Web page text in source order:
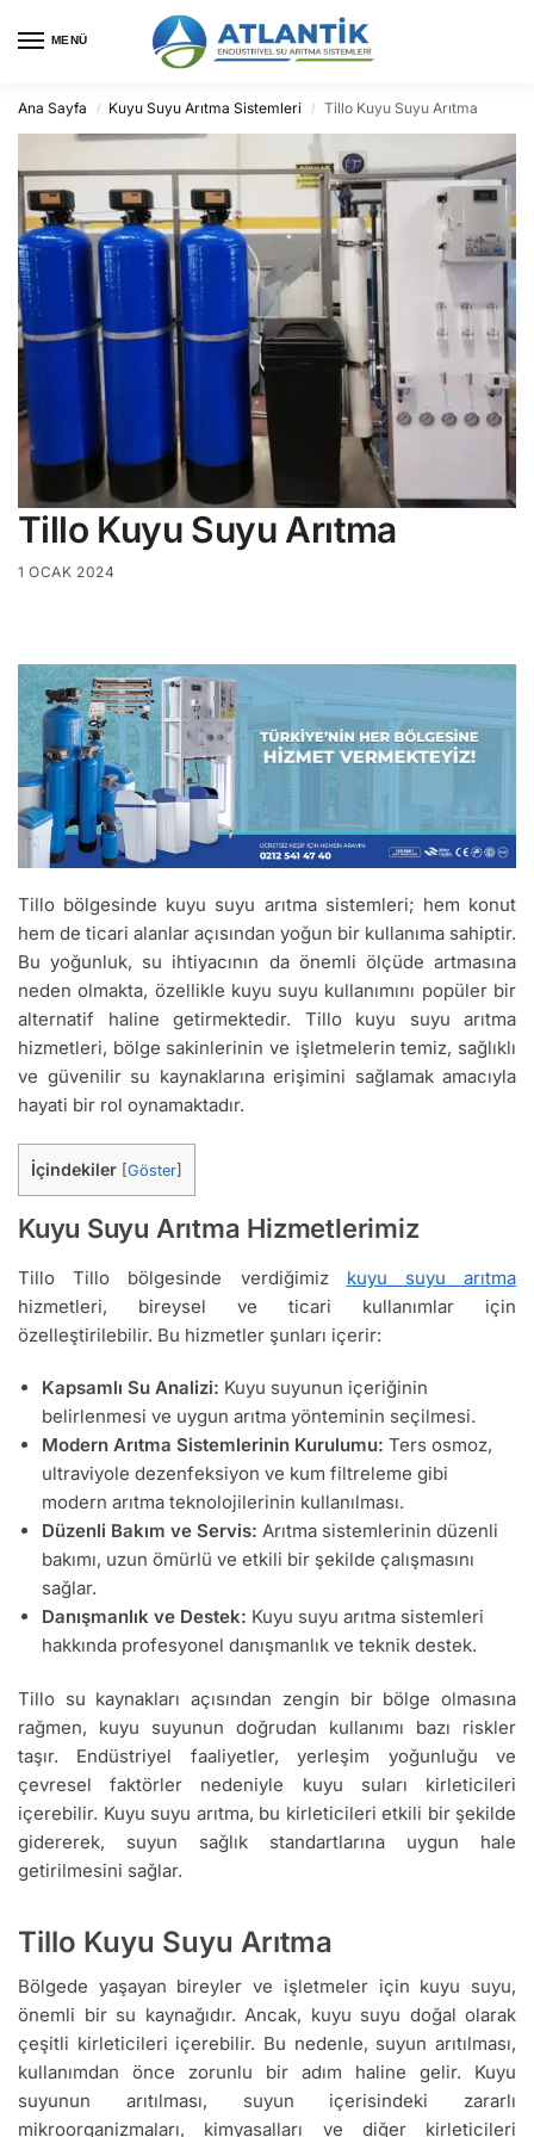
MENÜ
Ana Sayfa / Kuyu Suyu Arıtma Sistemleri / Tillo Kuyu Suyu Arıtma
Tillo Kuyu Suyu Arıtma
1 OCAK 2024
Tillo bölgesinde kuyu suyu arıtma sistemleri; hem konut
hem de ticari alanlar açısından yoğun bir kullanıma sahiptir.
Bu yoğunluk, su ihtiyacının da önemli ölçüde artmasına
neden olmakta, özellikle kuyu suyu kullanımını popüler bir
alternatif haline getirmektedir. Tillo kuyu suyu arıtma
hizmetleri, bölge sakinlerinin ve işletmelerin temiz, sağlıklı
ve güvenilir su kaynaklarına erişimini sağlamak amacıyla
hayati bir rol oynamaktadır.
İçindekiler Göster
Kuyu Suyu Arıtma Hizmetlerimiz
Tillo Tillo bölgesinde verdiğimiz kuyu suyu arıtma
hizmetleri, bireysel ve ticari kullanımlar için
özelleştirilebilir. Bu hizmetler şunları içerir:
Kapsamlı Su Analizi: Kuyu suyunun içeriğinin
belirlenmesi ve uygun arıtma yönteminin seçilmesi.
Modern Arıtma Sistemlerinin Kurulumu: Ters osmoz,
ultraviyole dezenfeksiyon ve kum filtreleme gibi
modern arıtma teknolojilerinin kullanılması.
Düzenli Bakım ve Servis: Arıtma sistemlerinin düzenli
bakımı, uzun ömürlü ve etkili bir şekilde çalışmasını
sağlar.
Danışmanlık ve Destek: Kuyu suyu arıtma sistemleri
hakkında profesyonel danışmanlık ve teknik destek.
Tillo su kaynakları açısından zengin bir bölge olmasına
rağmen, kuyu suyunun doğrudan kullanımı bazı riskler
taşır. Endüstriyel faaliyetler, yerleşim yoğunluğu ve
çevresel faktörler nedeniyle kuyu suları kirleticileri
içerebilir. Kuyu suyu arıtma, bu kirleticileri etkili bir şekilde
gidererek, suyun sağlık standartlarına uygun hale
getirilmesini sağlar.
Tillo Kuyu Suyu Arıtma
Bölgede yaşayan bireyler ve işletmeler için kuyu suyu,
önemli bir su kaynağıdır. Ancak, kuyu suyu doğal olarak
çeşitli kirleticileri içerebilir. Bu nedenle, suyun arıtılması,
kullanımdan önce zorunlu bir adım haline gelir. Kuyu
suyunun arıtılması, suyun içerisindeki zararlı
mikroorganizmaları, kimyasalları ve diğer kirleticileri